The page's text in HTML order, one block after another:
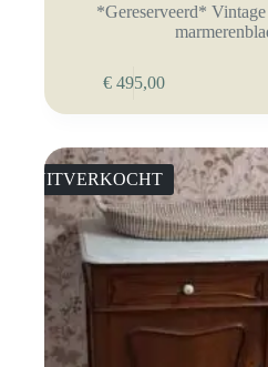
*Gereserveerd*
€495,00
UITVERKOCHT